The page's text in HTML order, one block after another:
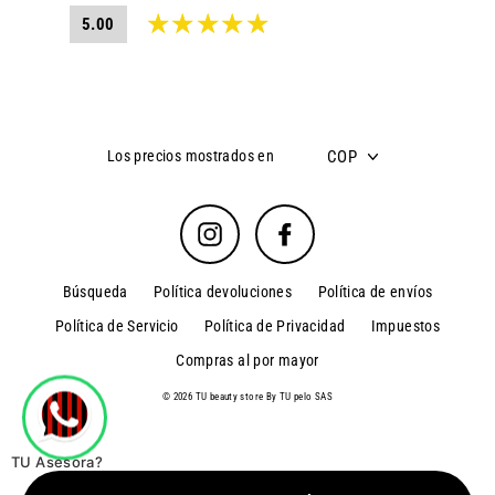
5.00
Los precios mostrados en COP
Instagram Facebook
Búsqueda Política devoluciones
Política de envíos
Política de Servicio
Política de Privacidad
Impuestos
Compras al por mayor
© 2026 TU beauty store By TU pelo SAS
TU Asesora?